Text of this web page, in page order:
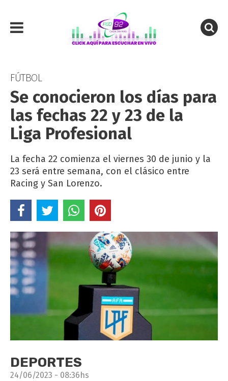
FÚTBOL
Se conocieron los días para
las fechas 22 y 23 de la
Liga Profesional
La fecha 22 comienza el viernes 30 de junio y la
23 será entre semana, con el clásico entre
Racing y San Lorenzo.
DEPORTES
24/06/2023 - 08:36hs